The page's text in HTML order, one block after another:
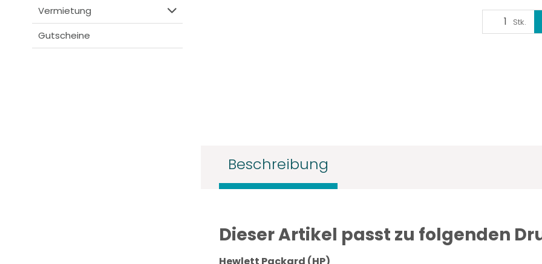
Vermietung
Gutscheine
Stk.
Beschreibung
Dieser Artikel passt zu folgenden